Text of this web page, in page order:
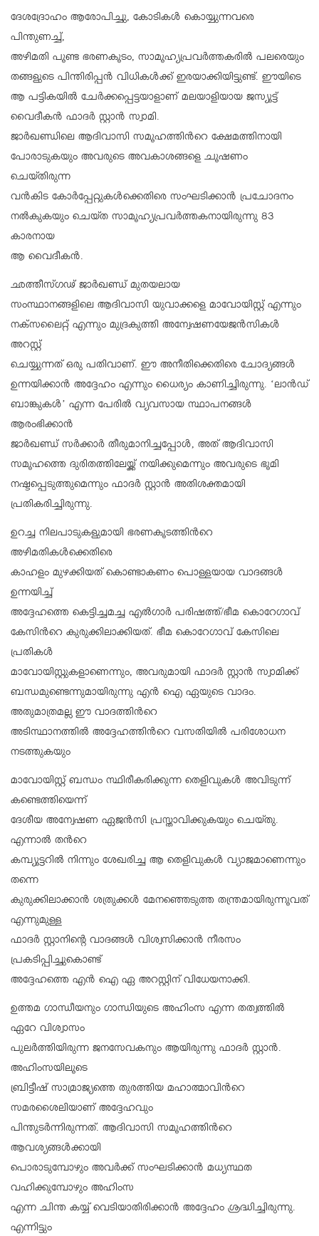
ദേശദ്രോഹം ആരോപിച്ചു, കോടികൾ കൊയ്യുന്നവരെ
പിന്തുണച്ച്,
അഴിമതി പൂണ്ട ഭരണകൂടം, സാമൂഹ്യപ്രവർത്തകരിൽ പലരെയും
തങ്ങളുടെ പിന്തിരിപ്പൻ വിധികൾക്ക്‌ ഇരയാക്കിയിട്ടുണ്ട്. ഈയിടെ
ആ പട്ടികയിൽ ചേർക്കപ്പെട്ടയാളാണ് മലയാളിയായ ജസ്യൂട്ട്
വൈദീകൻ ഫാദർ സ്റ്റാൻ സ്വാമി.
ജാർഖണ്ഡിലെ ആദിവാസി സമൂഹത്തിന്‍റെ ക്ഷേമത്തിനായി
പോരാടുകയും അവരുടെ അവകാശങ്ങളെ ചൂഷണം
ചെയ്തിരുന്ന
വൻകിട കോർപ്പേറ്റുകൾക്കെതിരെ സംഘടിക്കാൻ പ്രചോദനം
നൽകുകയും ചെയ്ത സാമൂഹ്യപ്രവർത്തകനായിരുന്നു 83
കാരനായ
ആ വൈദീകൻ.
ഛത്തീസ്ഗഢ് ജാർഖണ്ഡ് മുതയലായ
സംസ്ഥാനങ്ങളിലെ ആദിവാസി യുവാക്കളെ മാവോയിസ്റ്റ് എന്നും
നക്സലൈറ്റ് എന്നും മുദ്രകുത്തി അന്വേഷണയേജൻസികൾ
അറസ്റ്റ്
ചെയ്യുന്നത് ഒരു പതിവാണ്. ഈ അനീതിക്കെതിരെ ചോദ്യങ്ങൾ
ഉന്നയിക്കാൻ അദ്ദേഹം എന്നും ധൈര്യം കാണിച്ചിരുന്നു. ‘ലാന്‍ഡ്
ബാങ്കുകള്‍’ എന്ന പേരിൽ വ്യവസായ സ്ഥാപനങ്ങൾ
ആരംഭിക്കാൻ
ജാർഖണ്ഡ് സർക്കാർ തീരുമാനിച്ചപ്പോൾ, അത് ആദിവാസി
സമൂഹത്തെ ദുരിതത്തിലേയ്ക്ക് നയിക്കുമെന്നും അവരുടെ ഭൂമി
നഷ്ടപ്പെടുത്തുമെന്നും ഫാദർ സ്റ്റാൻ അതിശക്തമായി
പ്രതികരിച്ചിരുന്നു.
ഉറച്ച നിലപാടുകളുമായി ഭരണകൂടത്തിന്‍റെ
അഴിമതികൾക്കെതിരെ
കാഹളം മുഴക്കിയത് കൊണ്ടാകണം പൊള്ളയായ വാദങ്ങൾ
ഉന്നയിച്ച്
അദ്ദേഹത്തെ കെട്ടിച്ചമച്ച എല്‍ഗാര്‍ പരിഷത്ത്/ഭീമ കൊറേഗാവ്
കേസിന്‍റെ കുരുക്കിലാക്കിയത്. ഭീമ കൊറേഗാവ് കേസിലെ
പ്രതികൾ
മാവോയിസ്റ്റുകളാണെന്നും, അവരുമായി ഫാദർ സ്റ്റാൻ സ്വാമിക്ക്
ബന്ധമുണ്ടെന്നുമായിരുന്നു എൻ ഐ ഏയുടെ വാദം.
അതുമാത്രമല്ല ഈ വാദത്തിന്‍റെ
അടിസ്ഥാനത്തിൽ അദ്ദേഹത്തിന്‍റെ വസതിയിൽ പരിശോധന
നടത്തുകയും
മാവോയിസ്റ്റ് ബന്ധം സ്ഥിരീകരിക്കുന്ന തെളിവുകൾ അവിടുന്ന്
കണ്ടെത്തിയെന്ന്
ദേശീയ അന്വേഷണ ഏജൻസി പ്രസ്താവിക്കുകയും ചെയ്തു.
എന്നാൽ തന്‍റെ
കമ്പ്യൂട്ടറിൽ നിന്നും ശേഖരിച്ച ആ തെളിവുകൾ വ്യാജമാണെന്നും
തന്നെ
കുരുക്കിലാക്കാൻ ശത്രുക്കൾ മേനഞ്ഞെടുത്ത തന്ത്രമായിരുന്നൂവത്
എന്നുമുള്ള
ഫാദർ സ്റ്റാനിന്റെ വാദങ്ങൾ വിശ്വസിക്കാൻ നീരസം
പ്രകടിപ്പിച്ചുകൊണ്ട്
അദ്ദേഹത്തെ എൻ ഐ ഏ അറസ്റ്റിന് വിധേയനാക്കി.
ഉത്തമ ഗാന്ധീയനും ഗാന്ധിയുടെ അഹിംസ എന്ന തത്വത്തിൽ
ഏറേ വിശ്വാസം
പുലർത്തിയിരുന്ന ജനസേവകനും ആയിരുന്നു ഫാദർ സ്റ്റാൻ.
അഹിംസയിലൂടെ
ബ്രിട്ടീഷ് സാമ്രാജ്യത്തെ തുരത്തിയ മഹാത്മാവിന്‍റെ
സമരശൈലിയാണ് അദ്ദേഹവും
പിന്തുടർന്നിരുന്നത്. ആദിവാസി സമൂഹത്തിന്‍റെ
ആവശ്യങ്ങൾക്കായി
പൊരാടുമ്പോഴും അവർക്ക് സംഘടിക്കാൻ മധ്യസ്ഥത
വഹിക്കുമ്പോഴും അഹിംസ
എന്ന ചിന്ത കയ്യ് വെടിയാതിരിക്കാൻ അദ്ദേഹം ശ്രദ്ധിച്ചിരുന്നു.
എന്നിട്ടും